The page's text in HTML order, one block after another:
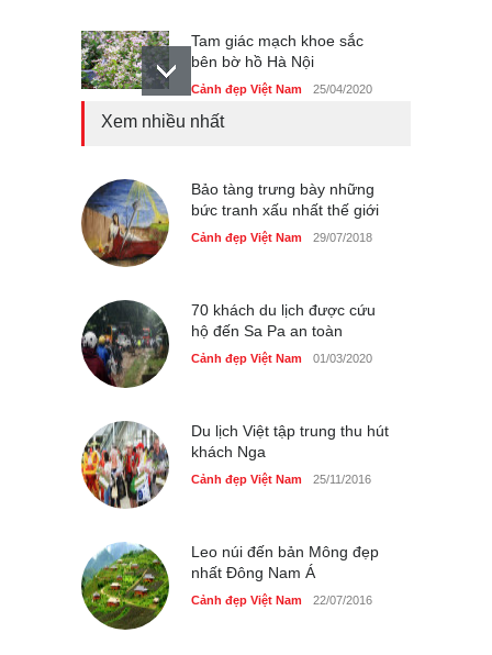
Tam giác mạch khoe sắc
bên bờ hồ Hà Nội
Cảnh đẹp Việt Nam 25/04/2020
Cảnh đẹp Việt Nam 24/04/2020
Những món ăn đồng quê
Xem nhiều nhất
Bảo tàng trưng bày những
bức tranh xấu nhất thế giới
Cảnh đẹp Việt Nam 29/07/2018
70 khách du lịch được cứu
hộ đến Sa Pa an toàn
Cảnh đẹp Việt Nam 01/03/2020
Du lịch Việt tập trung thu hút
khách Nga
Cảnh đẹp Việt Nam 25/11/2016
Leo núi đến bản Mông đẹp
nhất Đông Nam Á
Cảnh đẹp Việt Nam 22/07/2016